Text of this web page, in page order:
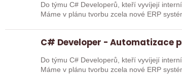
Do týmu C# Developerů, kteří vyvíjejí
Máme v plánu tvorbu zcela nové ERP
C# Developer - Automatizace
Do týmu C# Developerů, kteří vyvíjejí
Máme v plánu tvorbu zcela nové ERP